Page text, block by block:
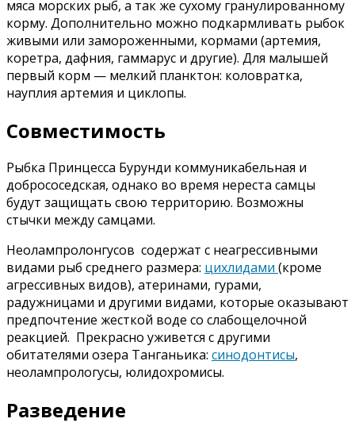
мяса морских рыб, а так же сухому гранулированному
корму. Дополнительно можно подкармливать рыбок
живыми или замороженными, кормами (артемия,
коретра, дафния, гаммарус и другие). Для малышей
первый корм — мелкий планктон: коловратка,
науплия артемия и циклопы.
Совместимость
Рыбка Принцесса Бурунди коммуникабельная и
добрососедская, однако во время нереста самцы
будут защищать свою территорию. Возможны
стычки между самцами.
Неолампролонгусов содержат с неагрессивными
видами рыб среднего размера: цихлидами (кроме
агрессивных видов), атеринами, гурами,
радужницами и другими видами, которые оказывают
предпочтение жесткой воде со слабощелочной
реакцией. Прекрасно уживется с другими
обитателями озера Танганьика: синодонтисы,
неолампрологусы, юлидохромисы.
Разведение